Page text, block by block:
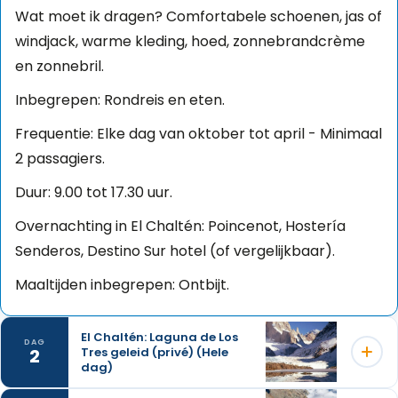
Wat moet ik dragen? Comfortabele schoenen, jas of
windjack, warme kleding, hoed, zonnebrandcrème
en zonnebril.
Inbegrepen: Rondreis en eten.
Frequentie: Elke dag van oktober tot april - Minimaal
2 passagiers.
Duur: 9.00 tot 17.30 uur.
Overnachting in El Chaltén: Poincenot, Hostería
Senderos, Destino Sur hotel (of vergelijkbaar).
Maaltijden inbegrepen: Ontbijt.
DAG
2
El Chaltén: Laguna de Los
Tres geleid (privé) (Hele
dag)